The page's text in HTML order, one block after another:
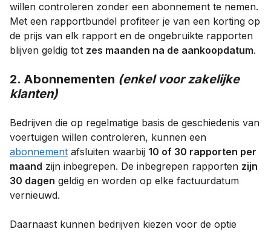
willen controleren zonder een abonnement te nemen.
Met een rapportbundel profiteer je van een korting op
de prijs van elk rapport en de ongebruikte rapporten
blijven geldig tot zes maanden na de aankoopdatum.
2. Abonnementen (enkel voor zakelijke
klanten)
Bedrijven die op regelmatige basis de geschiedenis van
voertuigen willen controleren, kunnen een
abonnement afsluiten waarbij 10 of 30 rapporten per
maand zijn inbegrepen. De inbegrepen rapporten zijn
30 dagen geldig en worden op elke factuurdatum
vernieuwd.
Daarnaast kunnen bedrijven kiezen voor de optie